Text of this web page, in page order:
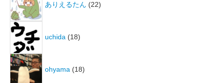
ありえるたん (22)
uchida (18)
ohyama (18)